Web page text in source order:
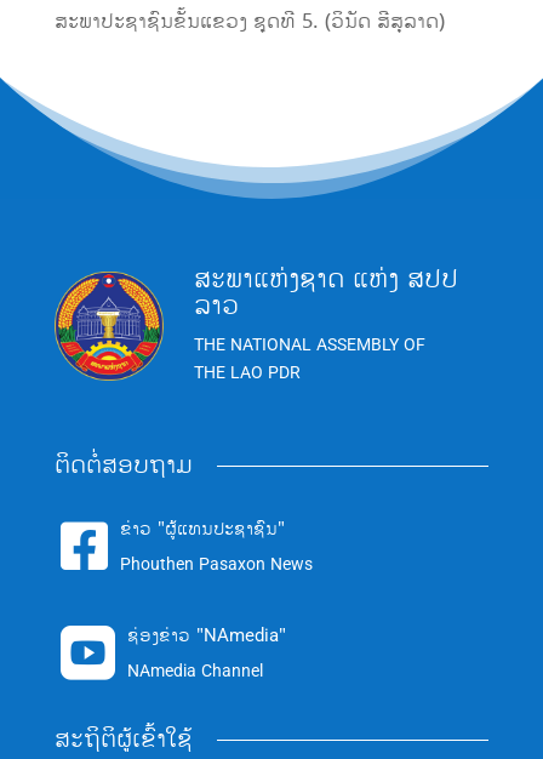
ສະພາປະຊາຊົນຂັ້ນແຂວງ ຊຸດທີ 5. (ວິນັດ ສີສຸລາດ)
ສະພາແຫ່ງຊາດ ແຫ່ງ ສປປ
ລາວ
THE NATIONAL ASSEMBLY OF
THE LAO PDR
ຕິດຕໍ່ສອບຖາມ
 ຂ່າວ "ຜູ້ແທນປະຊາຊົນ"
Phouthen Pasaxon News
 ຊ່ອງຂ່າວ "NAmedia"
NAmedia Channel
ສະຖິຕິຜູ້ເຂົ້າໃຊ້